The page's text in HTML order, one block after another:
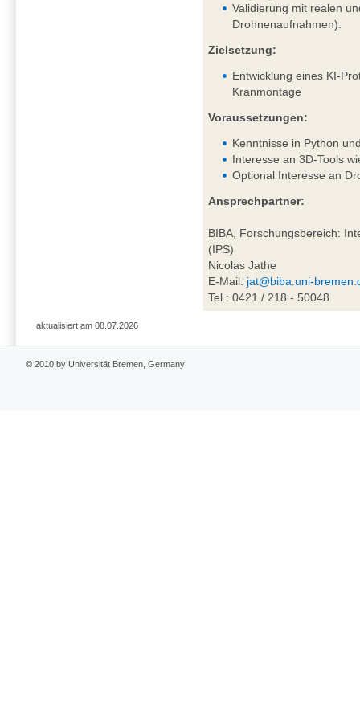
Validierung mit realen
Drohnenaufnahmen).
Zielsetzung:
Entwicklung eines KI-
Kranmontage
Voraussetzungen:
Kenntnisse in Python
Interesse an 3D-Tools
Optional Interesse an
Ansprechpartner:
BIBA, Forschungsbereich:
(IPS)
Nicolas Jathe
E-Mail: jat@biba.uni-
Tel.: 0421 / 218 - 50048
aktualisiert am 08.07.2026
© 2010 by Universität Bremen, Germany